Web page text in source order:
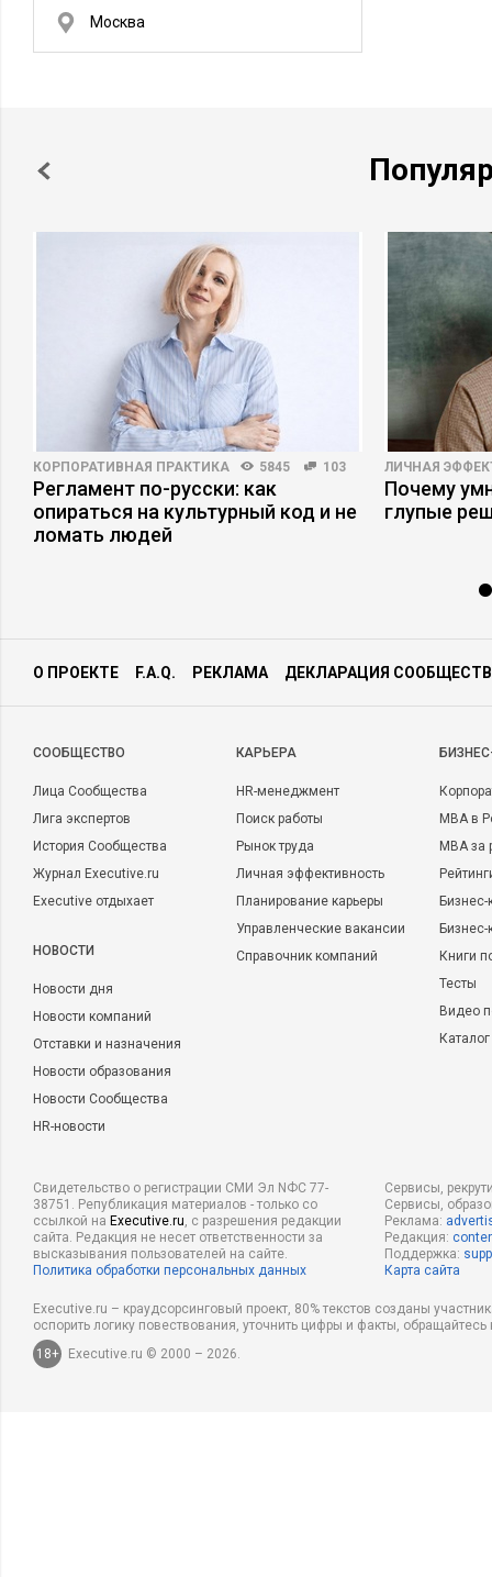
Москва
КОРПОРАТИВНАЯ ПРАКТИКА 5845 103
Регламент по-русски: как
опираться на культурный код и не
ломать людей
ЛИЧНАЯ
Почему
глупые
О ПРОЕКТЕ F.A.Q. РЕКЛАМА ДЕКЛАРАЦИЯ
CООБЩЕСТВО
Лица Сообщества
Лига экспертов
История Сообщества
Журнал Executive.ru
Executive отдыхает
НОВОСТИ
Новости дня
Новости компаний
Отставки и назначения
Новости образования
Новости Сообщества
HR-новости
КАРЬЕРА
HR-менеджмент
Поиск работы
Рынок труда
Личная эффективность
Планирование карьеры
Управленческие вакансии
Справочник компаний
MBA в
MBA
Бизнес-
Книги
Тесты
Видео
Свидетельство о регистрации СМИ Эл NФС 77-
38751. Републикация материалов - только со
ссылкой на Executive.ru, с разрешения редакции
сайта. Редакция не несет ответственности за
высказывания пользователей на сайте.
Политика обработки персональных данных
Сервисы,
Сервисы,
Реклама:
Редакция:
Поддержка:
Карта сайта
Executive.ru – краудсорсинговый проект, 80% текстов созданы
оспорить логику повествования, уточнить цифры и факты,
18+
Executive.ru © 2000 – 2026.